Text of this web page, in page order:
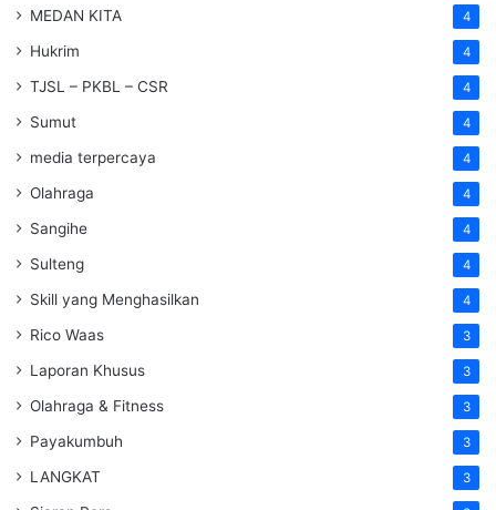
MEDAN KITA 4
Hukrim 4
TJSL – PKBL – CSR 4
Sumut 4
media terpercaya 4
Olahraga 4
Sangihe 4
Sulteng 4
Skill yang Menghasilkan 4
Rico Waas 3
Laporan Khusus 3
Olahraga & Fitness 3
Payakumbuh 3
LANGKAT 3